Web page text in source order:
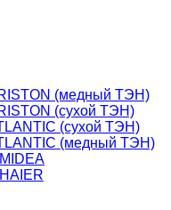
(медный ТЭН)
(сухой ТЭН)
(сухой ТЭН)
(медный ТЭН)